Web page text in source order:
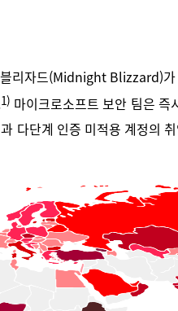
리자드(Midnight Blizzard)
1) 마이크로소프트 보안 팀은
다단계 인증 미적용 계정의